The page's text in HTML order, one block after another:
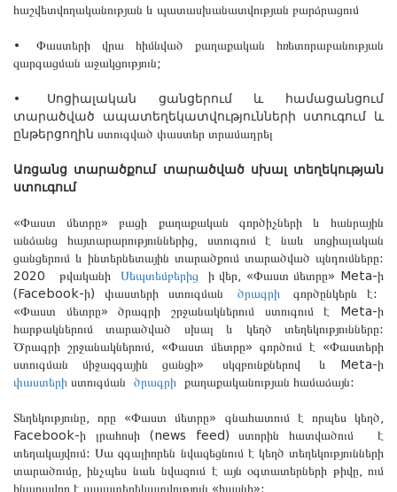
հաշվետվողականության և պատասխանատվության բարձրացում
• Փաստերի վրա հիմնված քաղաքական հռետորաբանության
զարգացման աջակցություն;
• Սոցիալական ցանցերում և համացանցում
տարածված ապատեղեկատվությունների ստուգում և
ընթերցողին ստուգված փաստեր տրամադրել
Առցանց տարածքում տարածված սխալ տեղեկության
ստուգում
«Փաստ մետրը»բացի քաղաքական գործիչների և հանրային
անձանց հայտարարություններից, ստուգում է նաև սոցիալական
ցանցերում և ինտերնետային տարածքում տարածված պնդումները:
2020թվականի Սեպտեմբերից ի վեր, «Փաստ մետրը» Meta-ի
(Facebook-ի) փաստերի ստուգման ծրագրի գործընկերն է:
«Փաստ մետրը»ծրագրի շրջանակներում ստուգում է Meta-ի
հարթակներում տարածված սխալ և կեղծ տեղեկությունները:
Ծրագրի շրջանակներում, «Փաստ մետրը» գործում է «Փաստերի
ստուգման միջազգային ցանցի» սկզբունքներով և Meta-ի
փաստերի ստուգման ծրագրի քաղաքականության համաձայն:
Տեղեկությունը,որը «Փաստ մետրը» գնահատում է որպես կեղծ,
Facebook-ի լրահոսի(news feed)ստորին հատվածում
է
տեղակայվում: Սա զգալիորեն նվազեցնում է կեղծ տեղեկությունների
տարածումը,ինչպես նաև նվազում է այն օգտատերների թիվը, ում
հնարավոր է ապատեղեկատվություն «հասնի»: